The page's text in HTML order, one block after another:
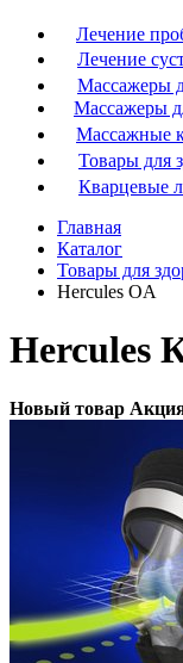
Лечение
Лечение
Массажеры
Массажеры
Массажные
Товары для
Кварцевые
Главная
Каталог
Товары для
Hercules OA
Hercules
Новый товар